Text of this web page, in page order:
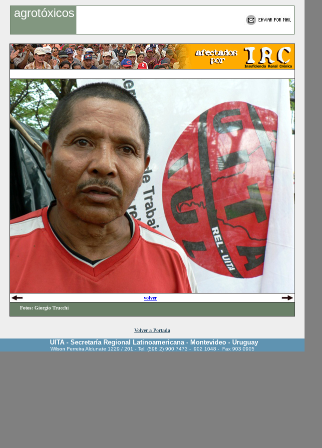
agrotóxicos
volver
Fotos: Giorgio Trucchi
Volver a Portada
UITA - Secretaría Regional Latinoamericana - Montevideo - Uruguay
Wilson Ferreira Aldunate 1229 / 201 - Tel. (598 2) 900 7473 - 902 1048 - Fax 903 0905